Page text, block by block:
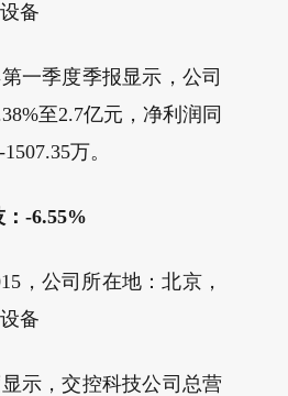
备
一季度季报显示，公司
至2.7亿元，净利润同
万。
-6.55%
，公司所在地：北京，
备
示，交控科技公司总营